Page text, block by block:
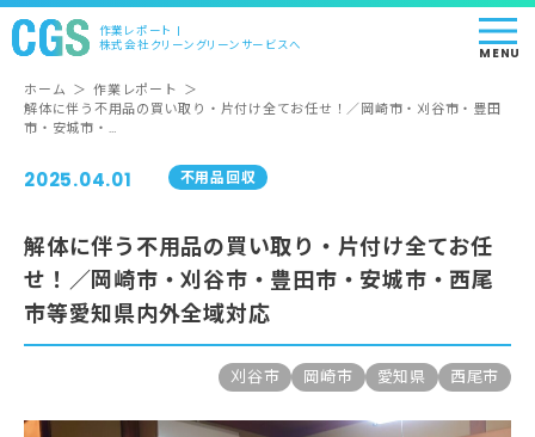
作業レポート |
株式会社クリーングリーンサービスへ
MENU
ホーム ＞ 作業レポート ＞
解体に伴う不用品の買い取り・片付け全てお任せ！／岡崎市・刈谷市・豊田
市・安城市・…
2025.04.01 不用品回収
解体に伴う不用品の買い取り・片付け全てお任
せ！／岡崎市・刈谷市・豊田市・安城市・西尾
市等愛知県内外全域対応
刈谷市 岡崎市 愛知県 西尾市